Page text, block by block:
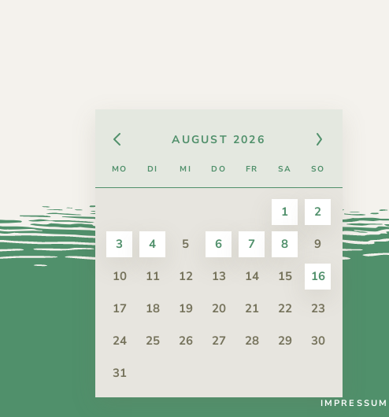
AUGUST 2026
MO DI MI DO FR SA SO
1 2
3 4 5 6 7 8 9
10 11 12 13 14 15 16
17 18 19 20 21 22 23
24 25 26 27 28 29 30
31
IMPRESSUM